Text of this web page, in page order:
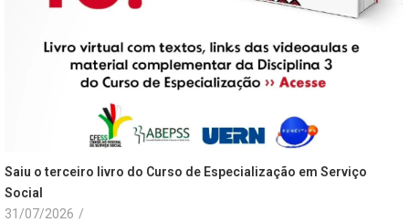
Saiu o terceiro livro do Curso de Especialização em Serviço
Social
31/07/2026 /